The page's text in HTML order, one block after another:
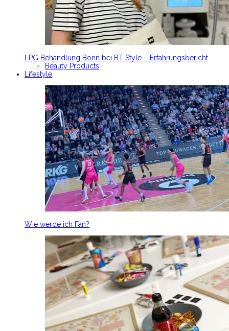
LPG Behandlung Bonn bei BT Style – Erfahrungsbericht
Beauty Products
Lifestyle
Wie werde ich Fan?